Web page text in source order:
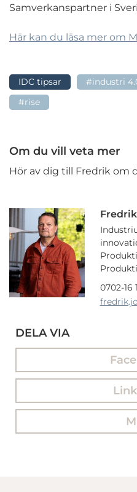
Samverkanspartner i
Här kan du läsa mer om
IDC tipsar #industri
#rise
Om du vill veta mer
Hör av dig till Fredrik om
0702-16
DELA VIA